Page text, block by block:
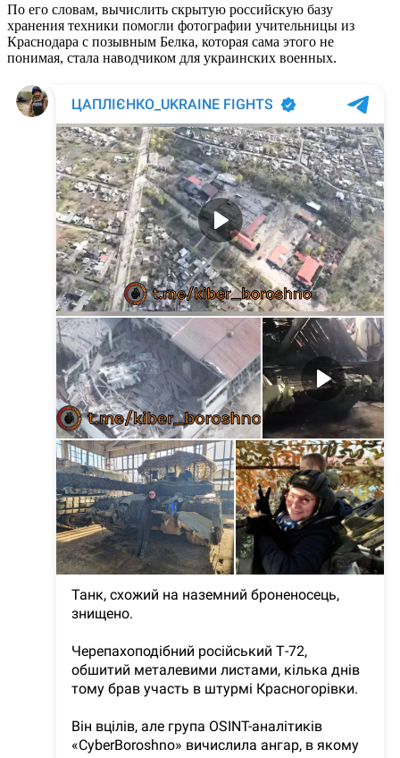
По его словам, вычислить скрытую российскую базу
хранения техники помогли фотографии учительницы из
Краснодара с позывным Белка, которая сама этого не
понимая, стала наводчиком для украинских военных.